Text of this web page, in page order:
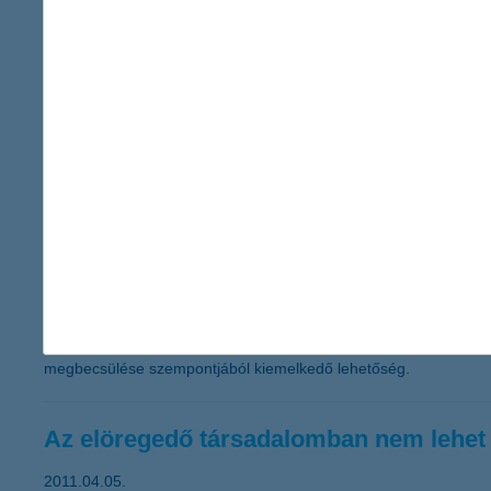
A K&H Csoport kortárs képzőművészeti gyűjteményének
pályázaton ezúttal nemcsak a fél éven keresztül nyújtott havi
megbecsülése szempontjából kiemelkedő lehetőség.
Az elöregedő társadalomban nem
2011.04.05.